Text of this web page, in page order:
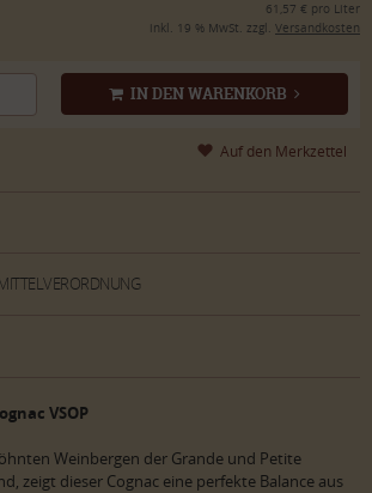
61,57 € pro Liter
inkl. 19 % MwSt. zzgl. Versandkosten
IN DEN WARENKORB
VSOP
Weinbergen der Grande und Petite
zeigt dieser Cognac eine perfekte Balance aus